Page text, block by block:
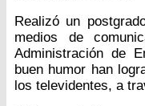
Realizó un
medios de
Administración de
buen humor han
los televidentes, a